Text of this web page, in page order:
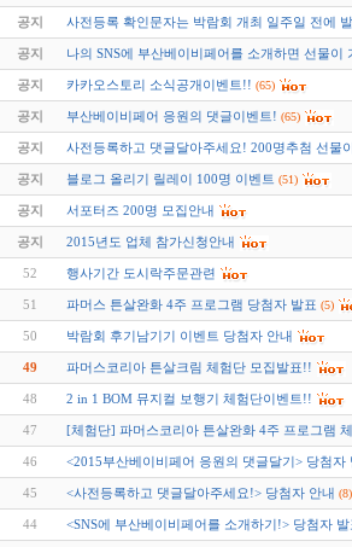
공지 사전등록 확인문자는 박람회 개최 일주일 전에
공지 나의 SNS에 부산베이비페어를 소개하면 선물이
공지 카카오스토리 소식공개이벤트!! (65)
공지 부산베이비페어 응원의 댓글이벤트! (65)
공지 사전등록하고 댓글달아주세요! 200명추첨 선물
공지 블로그 올리기 릴레이 100명 이벤트 (51)
공지 서포터즈 200명 모집안내
공지 2015년도 업체 참가신청안내
52 행사기간 도시락주문관련
51 파머스 튼살완화 4주 프로그램 당첨자 발표 (5)
50 박람회 후기남기기 이벤트 당첨자 안내
49 파머스코리아 튼살크림 체험단 모집발표!!
48 2 in 1 BOM 뮤지컬 보행기 체험단이벤트!!
47 [체험단] 파머스코리아 튼살완화 4주 프로그램
46 <2015부산베이비페어 응원의 댓글달기> 당첨자
45 <사전등록하고 댓글달아주세요!> 당첨자 안내 (8)
44 <SNS에 부산베이비페어를 소개하기!> 당첨자